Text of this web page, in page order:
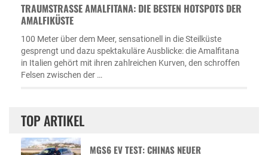
TRAUMSTRASSE AMALFITANA: DIE BESTEN HOTSPOTS DER A
MALFIKÜSTE
100 Meter über dem Meer, sensationell in die Steilküste
gesprengt und dazu spektakuläre Ausblicke: die Amalfitana
in Italien gehört mit ihren zahlreichen Kurven, den schroffen
Felsen zwischen der …
TOP ARTIKEL
MGS6 EV TEST: CHINAS NEUER